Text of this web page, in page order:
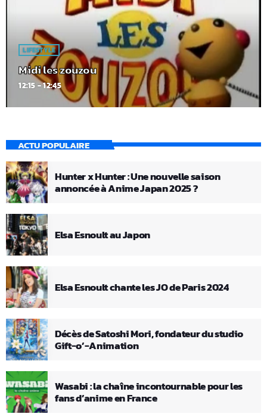
LIFESTYLE
Midi les zouzou
12:15 - 12:45
ACTU POPULAIRE
Hunter x Hunter : Une nouvelle saison
annoncée à Anime Japan 2025 ?
Elsa Esnoult au Japon
Elsa Esnoult chante les JO de Paris 2024
Décès de Satoshi Mori, fondateur du studio
Gift-o’-Animation
Wasabi : la chaîne incontournable pour les
fans d’anime en France